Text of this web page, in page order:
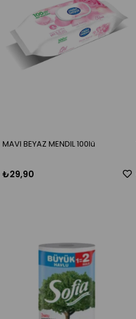
MAVI BEYAZ MENDIL 100lü
₺29,90